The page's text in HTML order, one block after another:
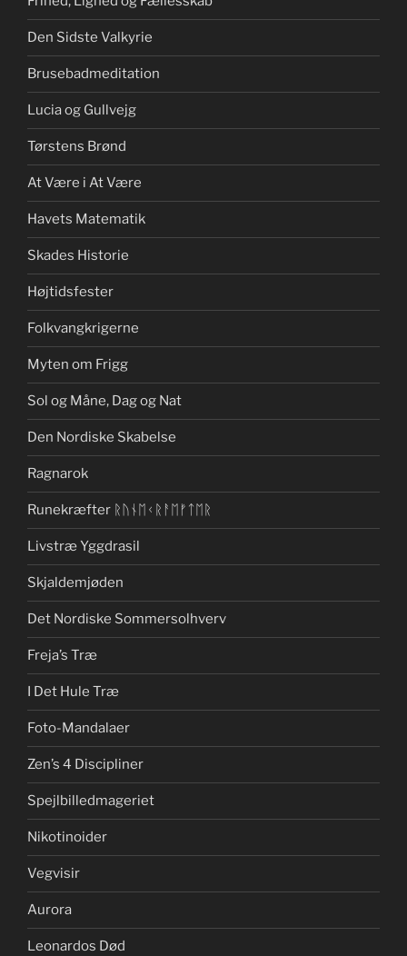
Den Sidste Valkyrie
Brusebadmeditation
Lucia og Gullvejg
Tørstens Brønd
At Være i At Være
Havets Matematik
Skades Historie
Højtidsfester
Folkvangkrigerne
Myten om Frigg
Sol og Måne, Dag og Nat
Den Nordiske Skabelse
Ragnarok
Runekræfter ᚱᚢᚾᛖᚲᚱᚨᛖᚠᛏᛖᚱ
Livstræ Yggdrasil
Skjaldemjøden
Det Nordiske Sommersolhverv
Freja’s Træ
I Det Hule Træ
Foto-Mandalaer
Zen’s 4 Discipliner
Spejlbilledmageriet
Nikotinoider
Vegvisir
Aurora
Leonardos Død